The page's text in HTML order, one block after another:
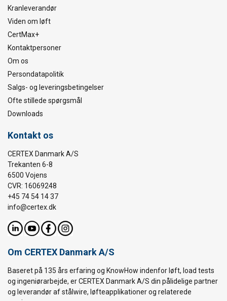
Kranleverandør
Viden om løft
CertMax+
Kontaktpersoner
Om os
Persondatapolitik
Salgs- og leveringsbetingelser
Ofte stillede spørgsmål
Downloads
Kontakt os
CERTEX Danmark A/S
Trekanten 6-8
6500 Vojens
CVR: 16069248
+45 74 54 14 37
info@certex.dk
Om CERTEX Danmark A/S
Baseret på 135 års erfaring og KnowHow indenfor løft, load tests
og ingeniørarbejde, er CERTEX Danmark A/S din pålidelige partner
og leverandør af stålwire, løfteapplikationer og relaterede